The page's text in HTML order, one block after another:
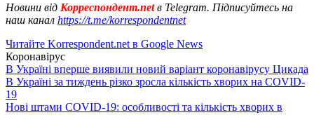
Новини від Корреспондент.netв Telegram. Підписуйтесь на
наш канал https://t.me/korrespondentnet
Читайте Korrespondent.net в Google News
Коронавірус
В Україні вперше виявили новий варіант коронавірусу Цикада
В Україні за тиждень різко зросла кількість хворих на COVID-
19
Нові штами COVID-19: особливості та кількість хворих в